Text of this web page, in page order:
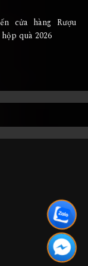
cửa hàng Rượu
quà 2026